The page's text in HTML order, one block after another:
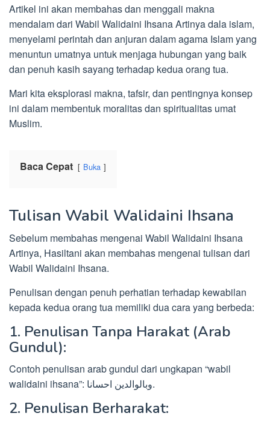
Artikel ini akan membahas dan menggali makna
mendalam dari Wabil Walidaini Ihsana Artinya dala islam,
menyelami perintah dan anjuran dalam agama Islam yang
menuntun umatnya untuk menjaga hubungan yang baik
dan penuh kasih sayang terhadap kedua orang tua.
Mari kita eksplorasi makna, tafsir, dan pentingnya konsep
ini dalam membentuk moralitas dan spiritualitas umat
Muslim.
Baca Cepat Buka
Tulisan Wabil Walidaini Ihsana
Sebelum membahas mengenai Wabil Walidaini Ihsana
Artinya, Hasiltani akan membahas mengenai tulisan dari
Wabil Walidaini Ihsana.
Penulisan dengan penuh perhatian terhadap kewabilan
kepada kedua orang tua memiliki dua cara yang berbeda:
1. Penulisan Tanpa Harakat (Arab
Gundul):
Contoh penulisan arab gundul dari ungkapan “wabil
walidaini ihsana”: وبالوالدين احسانا.
2. Penulisan Berharakat: